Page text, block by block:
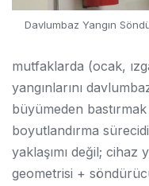
Davlumbaz Yangın
mutfaklarda (ocak,
yangınlarını
büyümeden
boyutlandırma
yaklaşımı değil;
geometrisi +